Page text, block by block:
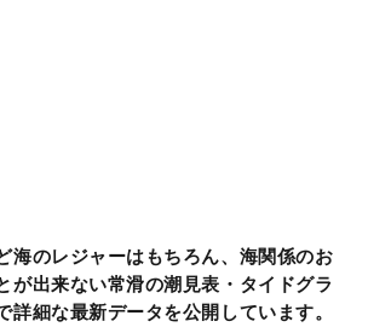
海のレジャーはもちろん、海関係のお
が出来ない常滑の潮見表・タイドグラ
詳細な最新データを公開しています。